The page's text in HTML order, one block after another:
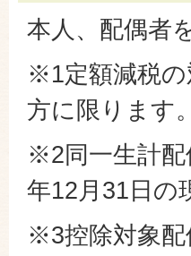
本人、配偶者
※1定額減税の
方に限ります。
※2同一生計配
年12月31日の
※3控除対象配